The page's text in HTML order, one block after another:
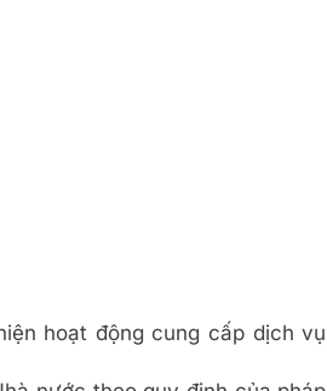
hoạt động cung cấp dịch vụ